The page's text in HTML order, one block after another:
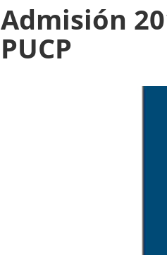
Admisión
PUCP